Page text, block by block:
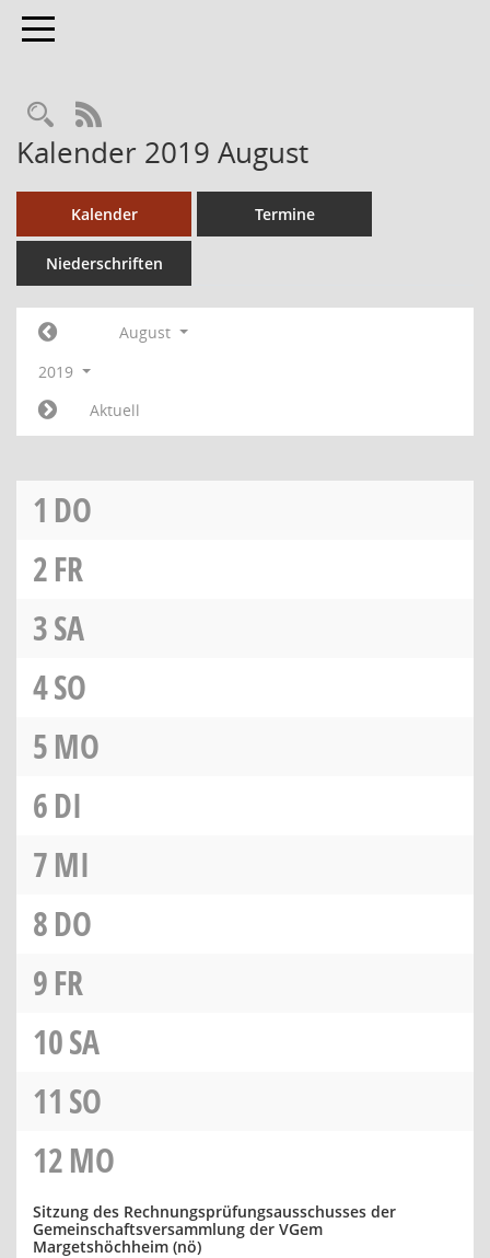
Toggle navigation
RSS-Feed
Kalender 2019 August
Kalender Termine
Niederschriften
August
2019
Aktuell
1 DO
2FR
3SA
4SO
5MO
6DI
7MI
8DO
9FR
10SA
11 SO
12MO
Sitzung des Rechnungsprüfungsausschusses der
Gemeinschaftsversammlung der VGem
Margetshöchheim (nö)